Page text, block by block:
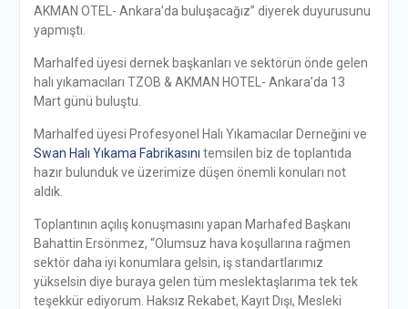
AKMAN OTEL- Ankara’da buluşacağız” diyerek duyurusunu
yapmıştı.
Marhalfed üyesi dernek başkanları ve sektörün önde gelen
halı yıkamacıları TZOB & AKMAN HOTEL- Ankara’da 13
Mart günü buluştu.
Marhalfed üyesi Profesyonel Halı Yıkamacılar Derneğini ve
Swan Halı Yıkama Fabrikasını temsilen biz de toplantıda
hazır bulunduk ve üzerimize düşen önemli konuları not
aldık.
Toplantının açılış konuşmasını yapan Marhafed Başkanı
Bahattin Ersönmez, “Olumsuz hava koşullarına rağmen
sektör daha iyi konumlara gelsin, iş standartlarımız
yükselsin diye buraya gelen tüm meslektaşlarıma tek tek
teşekkür ediyorum. Haksız Rekabet, Kayıt Dışı, Mesleki